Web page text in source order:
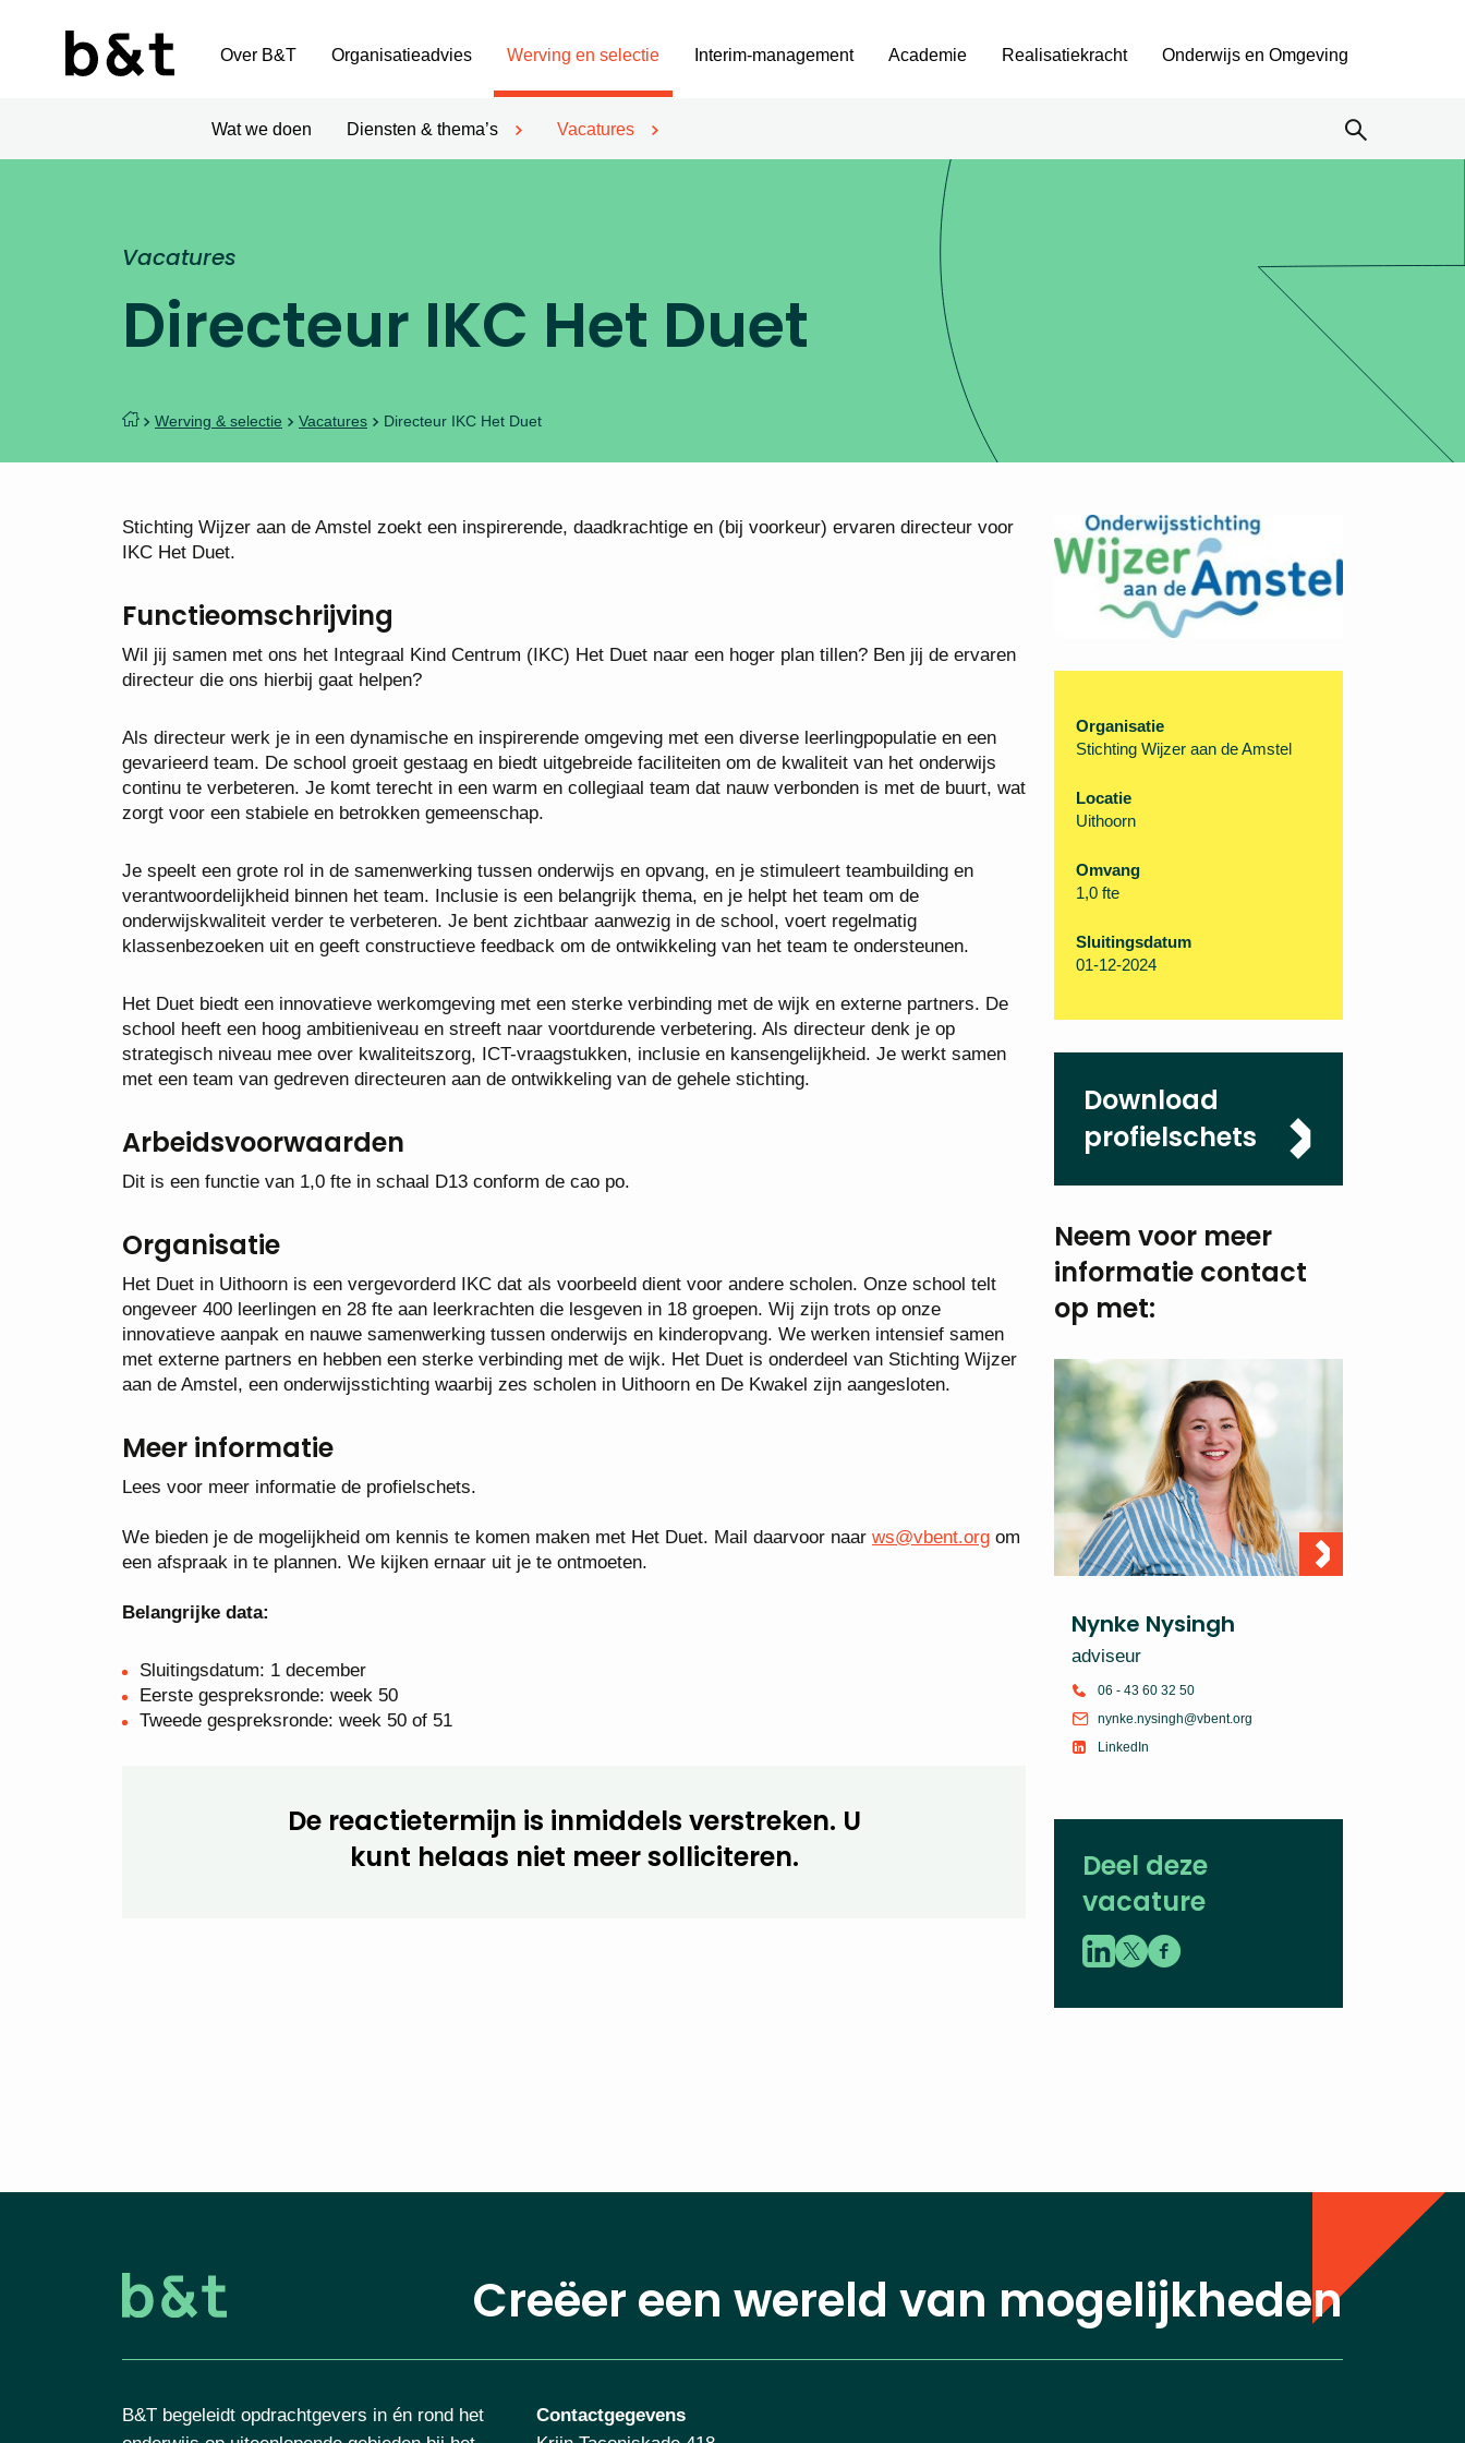
Over B&T Organisatieadvies Werving en selectie
Wat we doen Diensten & thema’s Vacatures
Interim-management Academie Realisatiekracht Onderwijs en Omgeving
Directeur IKC Het Duet
Vacatures
Werving & selectie Vacatures Directeur IKC Het Duet
Stichting Wijzer aan de Amstel zoekt een inspirerende, daadkrachtige en (bij voorkeur) ervaren directeur voor
IKC Het Duet.
Functieomschrijving
Wil jij samen met ons het Integraal Kind Centrum (IKC) Het Duet naar een hoger plan tillen? Ben jij de ervaren
directeur die ons hierbij gaat helpen?
Als directeur werk je in een dynamische en inspirerende omgeving met een diverse leerlingpopulatie en een
gevarieerd team. De school groeit gestaag en biedt uitgebreide faciliteiten om de kwaliteit van het onderwijs
continu te verbeteren. Je komt terecht in een warm en collegiaal team dat nauw verbonden is met de buurt, wat
zorgt voor een stabiele en betrokken gemeenschap.
Je speelt een grote rol in de samenwerking tussen onderwijs en opvang, en je stimuleert teambuilding en
verantwoordelijkheid binnen het team. Inclusie is een belangrijk thema, en je helpt het team om de
onderwijskwaliteit verder te verbeteren. Je bent zichtbaar aanwezig in de school, voert regelmatig
klassenbezoeken uit en geeft constructieve feedback om de ontwikkeling van het team te ondersteunen.
Het Duet biedt een innovatieve werkomgeving met een sterke verbinding met de wijk en externe partners. De
school heeft een hoog ambitieniveau en streeft naar voortdurende verbetering. Als directeur denk je op
strategisch niveau mee over kwaliteitszorg, ICT-vraagstukken, inclusie en kansengelijkheid. Je werkt samen
met een team van gedreven directeuren aan de ontwikkeling van de gehele stichting.
Arbeidsvoorwaarden
Dit is een functie van 1,0 fte in schaal D13 conform de cao po.
Organisatie
Het Duet in Uithoorn is een vergevorderd IKC dat als voorbeeld dient voor andere scholen. Onze school telt
ongeveer 400 leerlingen en 28 fte aan leerkrachten die lesgeven in 18 groepen. Wij zijn trots op onze
innovatieve aanpak en nauwe samenwerking tussen onderwijs en kinderopvang. We werken intensief samen
met externe partners en hebben een sterke verbinding met de wijk. Het Duet is onderdeel van Stichting Wijzer
aan de Amstel, een onderwijsstichting waarbij zes scholen in Uithoorn en De Kwakel zijn aangesloten.
Meer informatie
Lees voor meer informatie de profielschets.
We bieden je de mogelijkheid om kennis te komen maken met Het Duet. Mail daarvoor naar ws@vbent.org om
een afspraak in te plannen. We kijken ernaar uit je te ontmoeten.
Belangrijke data:
Sluitingsdatum: 1 december
Eerste gespreksronde: week 50
Tweede gespreksronde: week 50 of 51
De reactietermijn is inmiddels verstreken. U
kunt helaas niet meer solliciteren.
Organisatie
Stichting Wijzer aan de Amstel
Locatie
Uithoorn
Omvang
1,0 fte
Sluitingsdatum
01-12-2024
Download
profielschets
Neem voor meer
informatie contact
op met:
Nynke Nysingh
adviseur
06 - 43 60 32 50
nynke.nysingh@vbent.org
LinkedIn
Deel deze
vacature
Creëer een wereld van mogelijkheden
B&T begeleidt opdrachtgevers in én rond het
Contactgegevens